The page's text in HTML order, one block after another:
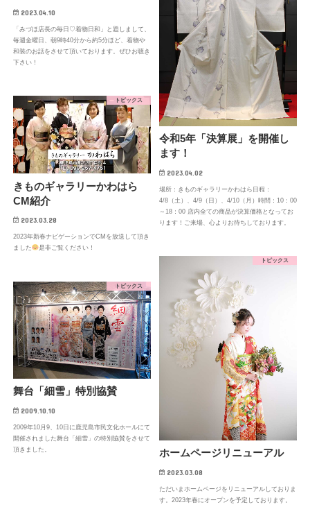
2023.04.10
「みづほ店長の毎日♡着物日和」と題しまして、
毎週金曜日、朝9時40分から約5分ほど、着物や
和装のお話をさせて頂いております。ぜひお聴き
下さい！
令和5年「決算展」を開催し
ます！
2023.04.02
場所：きものギャラリーかわはら日程：
4/8（土）、4/9（日）、4/10（月）時間：10：00
～18：00 店内全ての商品が決算価格となってお
ります！ご来場、心よりお待ちしております。
トピックス
きものギャラリーかわはら
CM紹介
2023.03.28
2023年新春ナビゲーションでCMを放送して頂き
ました
是非ご覧ください！
トピックス
ホームページリニューアル
2023.03.08
ただいまホームページをリニューアルしておりま
す。2023年春にオープンを予定しております。
トピックス
舞台「細雪」特別協賛
2009.10.10
2009年10月9、10日に鹿児島市民文化ホールにて
開催されました舞台「細雪」の特別協賛をさせて
頂きました。